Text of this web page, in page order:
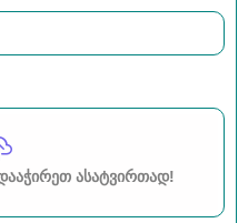
ᲐᲡᲐᲢᲕᲘᲠᲗᲐᲓ!